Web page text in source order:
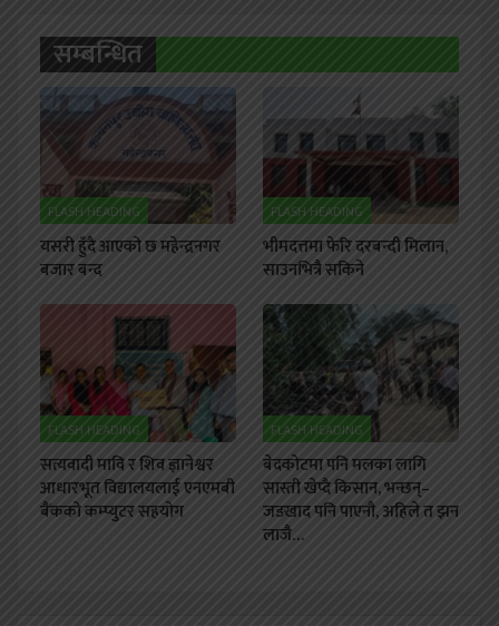
सम्बन्धित
FLASH HEADING
यसरी हुँदै आएको छ महेन्द्रनगर
बजार बन्द
FLASH HEADING
भीमदत्तमा फेरि दरबन्दी मिलान,
साउनभित्रै सकिने
FLASH HEADING
सत्यवादी मावि र शिव ज्ञानेश्वर
आधारभूत विद्यालयलाई एनएमबी
बैंकको कम्प्युटर सहयोग
FLASH HEADING
बेदकोटमा पनि मलका लागि
सास्ती खेप्दै किसान, भन्छन्–
जडखाद पनि पाएनौ, अहिले त झन
लाजै…